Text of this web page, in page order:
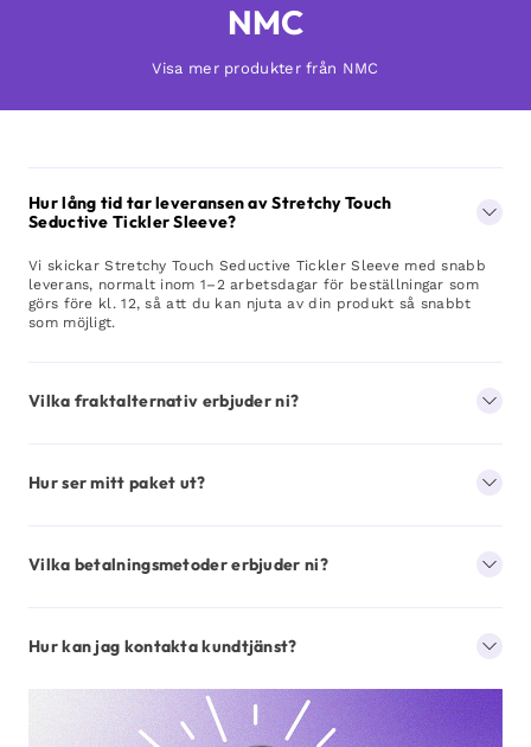
NMC
Visa mer produkter från NMC
Hur lång tid tar leveransen av Stretchy Touch
Seductive Tickler Sleeve?
Vi skickar Stretchy Touch Seductive Tickler Sleeve med snabb
leverans, normalt inom 1–2 arbetsdagar för beställningar som
görs före kl. 12, så att du kan njuta av din produkt så snabbt
som möjligt.
Vilka fraktalternativ erbjuder ni?
Hur ser mitt paket ut?
Vilka betalningsmetoder erbjuder ni?
Hur kan jag kontakta kundtjänst?